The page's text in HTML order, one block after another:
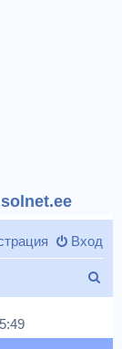
Вход
и